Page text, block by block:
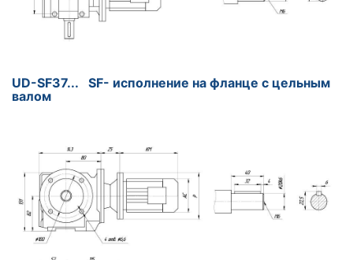
UD-SF37... SF- исполнение на фланце с цельным
валом